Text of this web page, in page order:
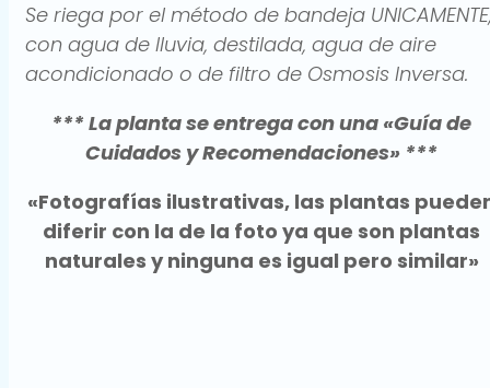
Se riega por el método de bandeja
con agua de lluvia, destilada, agua de aire
acondicionado o de filtro de Osmosis Inversa.
*** La planta se entrega con una «Guía de
Cuidados y Recomendaciones» ***
«Fotografías ilustrativas, las plantas
diferir con la de la foto ya que son plantas
naturales y ninguna es igual pero similar»